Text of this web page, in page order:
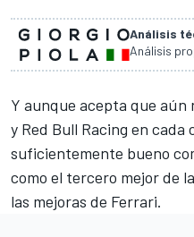
Análisis
Análisis
Y aunque acepta que aún
y Red Bull Racing en cada
suficientemente bueno
como el tercero mejor de
las mejoras de Ferrari.